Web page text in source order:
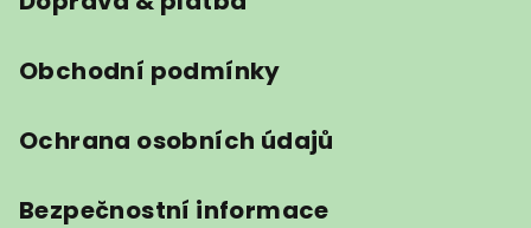
Obchodní podmínky
Ochrana osobních údajů
Bezpečnostní informace